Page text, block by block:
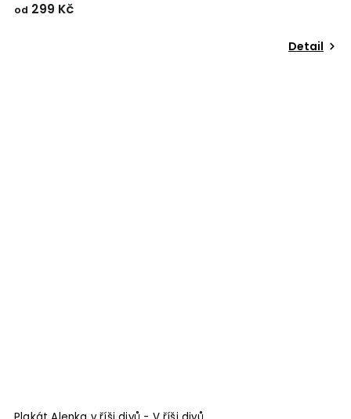
od 299 Kč
Detail